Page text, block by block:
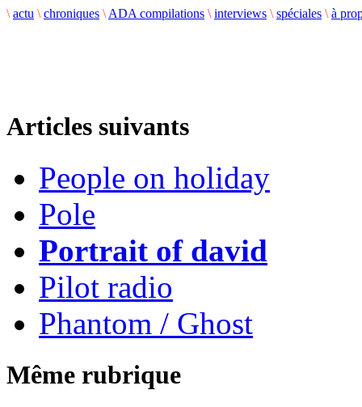
\ actu \ chroniques \ ADA compilations \ interviews \ spéciales \ à
Articles suivants
People on holiday
Pole
Portrait of david
Pilot radio
Phantom / Ghost
Même rubrique